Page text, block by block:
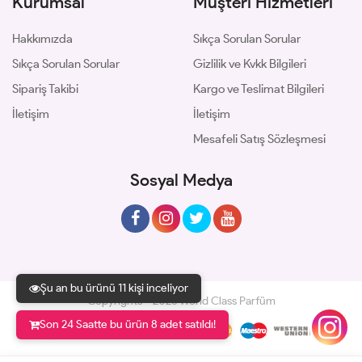
Şu an bu ürünü 11 kişi inceliyor
Son 24 Saatte bu ürün 8 adet satıldı!
Hakkımızda
Sıkça Sorulan Sorular
Sipariş Takibi
İletişim
Sıkça Sorulan Sorular
Gizlilik ve Kvkk Bilgileri
Kargo ve Teslimat Bilgileri
İletişim
Mesafeli Satış Sözleşmesi
Sosyal Medya
Copyrights © 2026 World Class Parfüm